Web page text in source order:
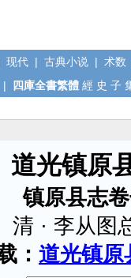
现代 | 古典小说 | 术数
| 四庫全書繁體 經 史 子
道光镇原
镇原县志
清 · 李从图
： 道光镇